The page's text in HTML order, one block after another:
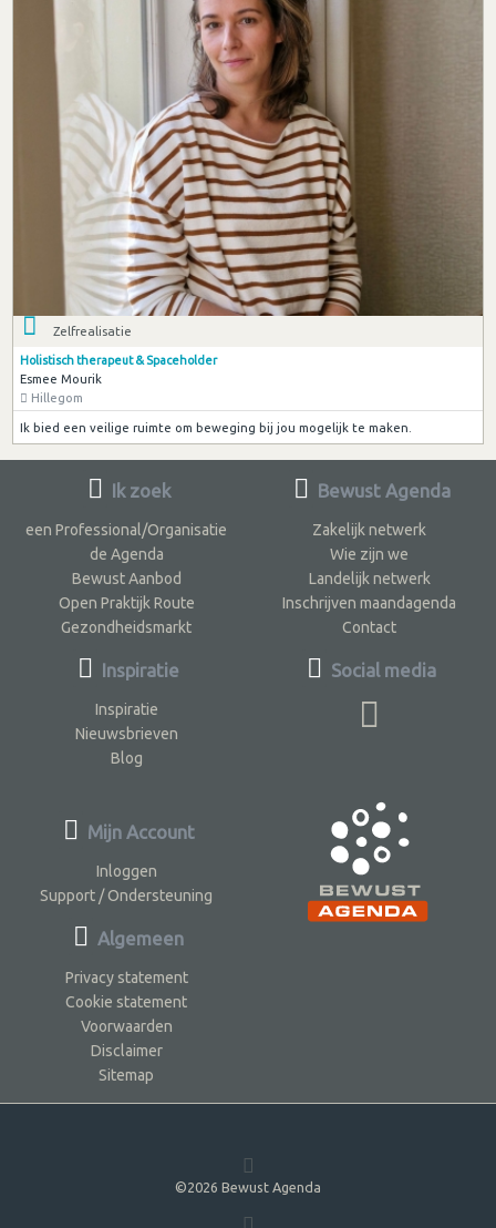
Zelfrealisatie
Holistisch therapeut & Spaceholder
Esmee Mourik
Hillegom
Ik bied een veilige ruimte om beweging bij jou mogelijk te maken.
Ik zoek
een Professional/Organisatie
de Agenda
Bewust Aanbod
Open Praktijk Route
Gezondheidsmarkt
Inspiratie
Inspiratie
Nieuwsbrieven
Blog
Bewust Agenda
Zakelijk netwerk
Wie zijn we
Landelijk netwerk
Inschrijven maandagenda
Contact
Social media
Mijn Account
Inloggen
Support / Ondersteuning
Algemeen
Privacy statement
Cookie statement
Voorwaarden
Disclaimer
Sitemap
©2026 Bewust Agenda